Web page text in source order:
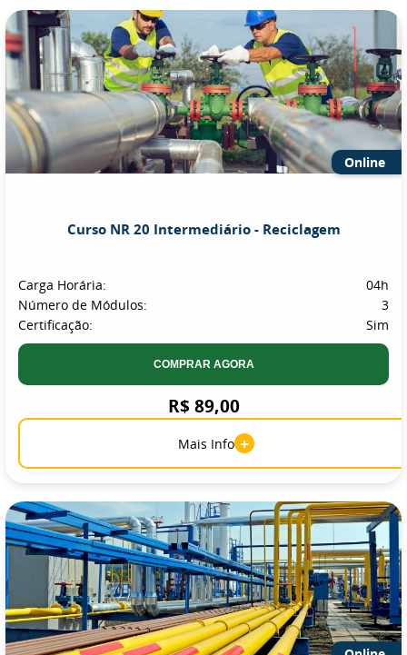
Online
Curso NR 20 Intermediário - Reciclagem
Carga Horária:
04h
Número de Módulos:
3
Certificação:
Sim
COMPRAR AGORA
R$ 89,00
Mais Info +